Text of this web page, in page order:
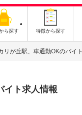
ら探す 特徴から探す
リが丘駅、車通勤OKのバイト
イト求人情報